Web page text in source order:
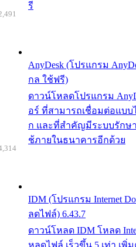
รี
AnyDesk (โปรแกรม
กล ใช้ฟรี)
ดาวน์โหลดโปรแกรม
อร์ ที่สามารถเชื่อมต่อแบ
ก และที่สำคัญมีระบบรักษ
ช้ภายในธนาคารอีกด้วย
IDM (โปรแกรม Internet
ลดไฟล์) 6.43.7
ดาวน์โหลด IDM โหลด
หลดไฟล์ เร็วขึ้น 5 เท่า เพิ่